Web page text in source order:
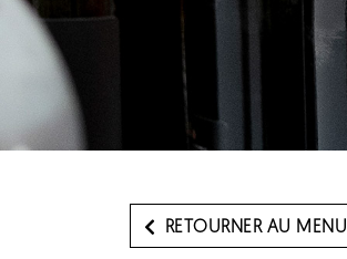
RETOURNER AU MENU